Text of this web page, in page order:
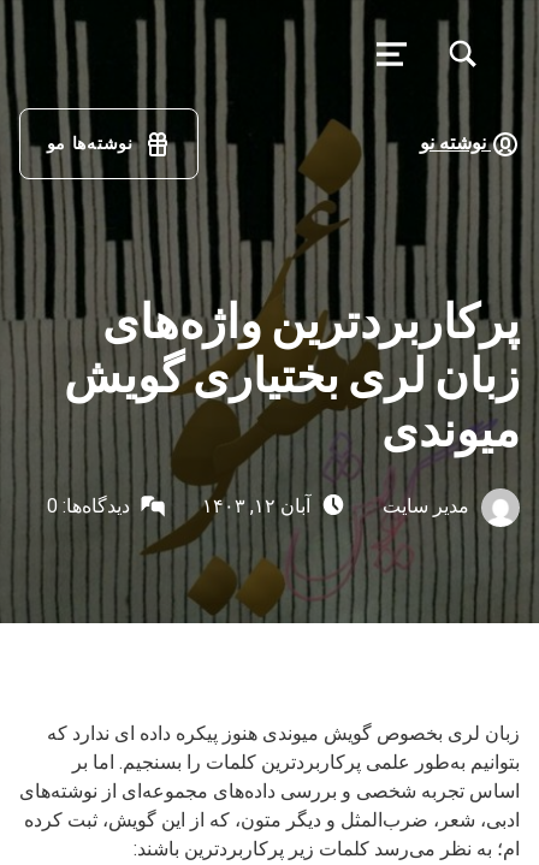
گویش
تغییر وضعیت جعبه مودال فرم جستجو
منو
نوشته نو نوشته‌ها مو
پرکاربردترین واژه‌های
زبان لری بختیاری گویش
میوندی
نوشته‌شده توسط:
مدیر سایت
ارسال‌شده در:
آبان ۱۲, ۱۴۰۳ دیدگاه‌ها:0
زبان لری بخصوص گویش میوندی هنوز پیکره داده ای ندارد که
بتوانیم به‌طور علمی پرکاربردترین کلمات را بسنجیم. اما بر
اساس تجربه شخصی و بررسی داده‌های مجموعه‌ای از نوشته‌های
ادبی، شعر، ضرب‌المثل و دیگر متون، که از این گویش، ثبت کرده
ام؛ به نظر می‌رسد کلمات زیر پرکاربردترین باشند: